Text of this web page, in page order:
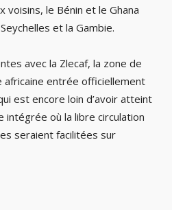
le Bénin et le Ghana
et la Gambie.
avec la Zlecaf, la zone de
africaine entrée officiellement
est encore loin d’avoir atteint
intégrée où la libre circulation
seraient facilitées sur